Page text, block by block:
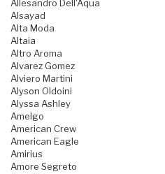
Allesandro Dell'Aqua
Alsayad
Alta Moda
Altaia
Altro Aroma
Alvarez Gomez
Alviero Martini
Alyson Oldoini
Alyssa Ashley
Amelgo
American Crew
American Eagle
Amirius
Amore Segreto